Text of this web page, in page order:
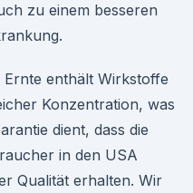
zu einem besseren
Ernte enthält Wirkstoffe
Konzentration, was
dient, dass die
in den USA
Qualität erhalten. Wir